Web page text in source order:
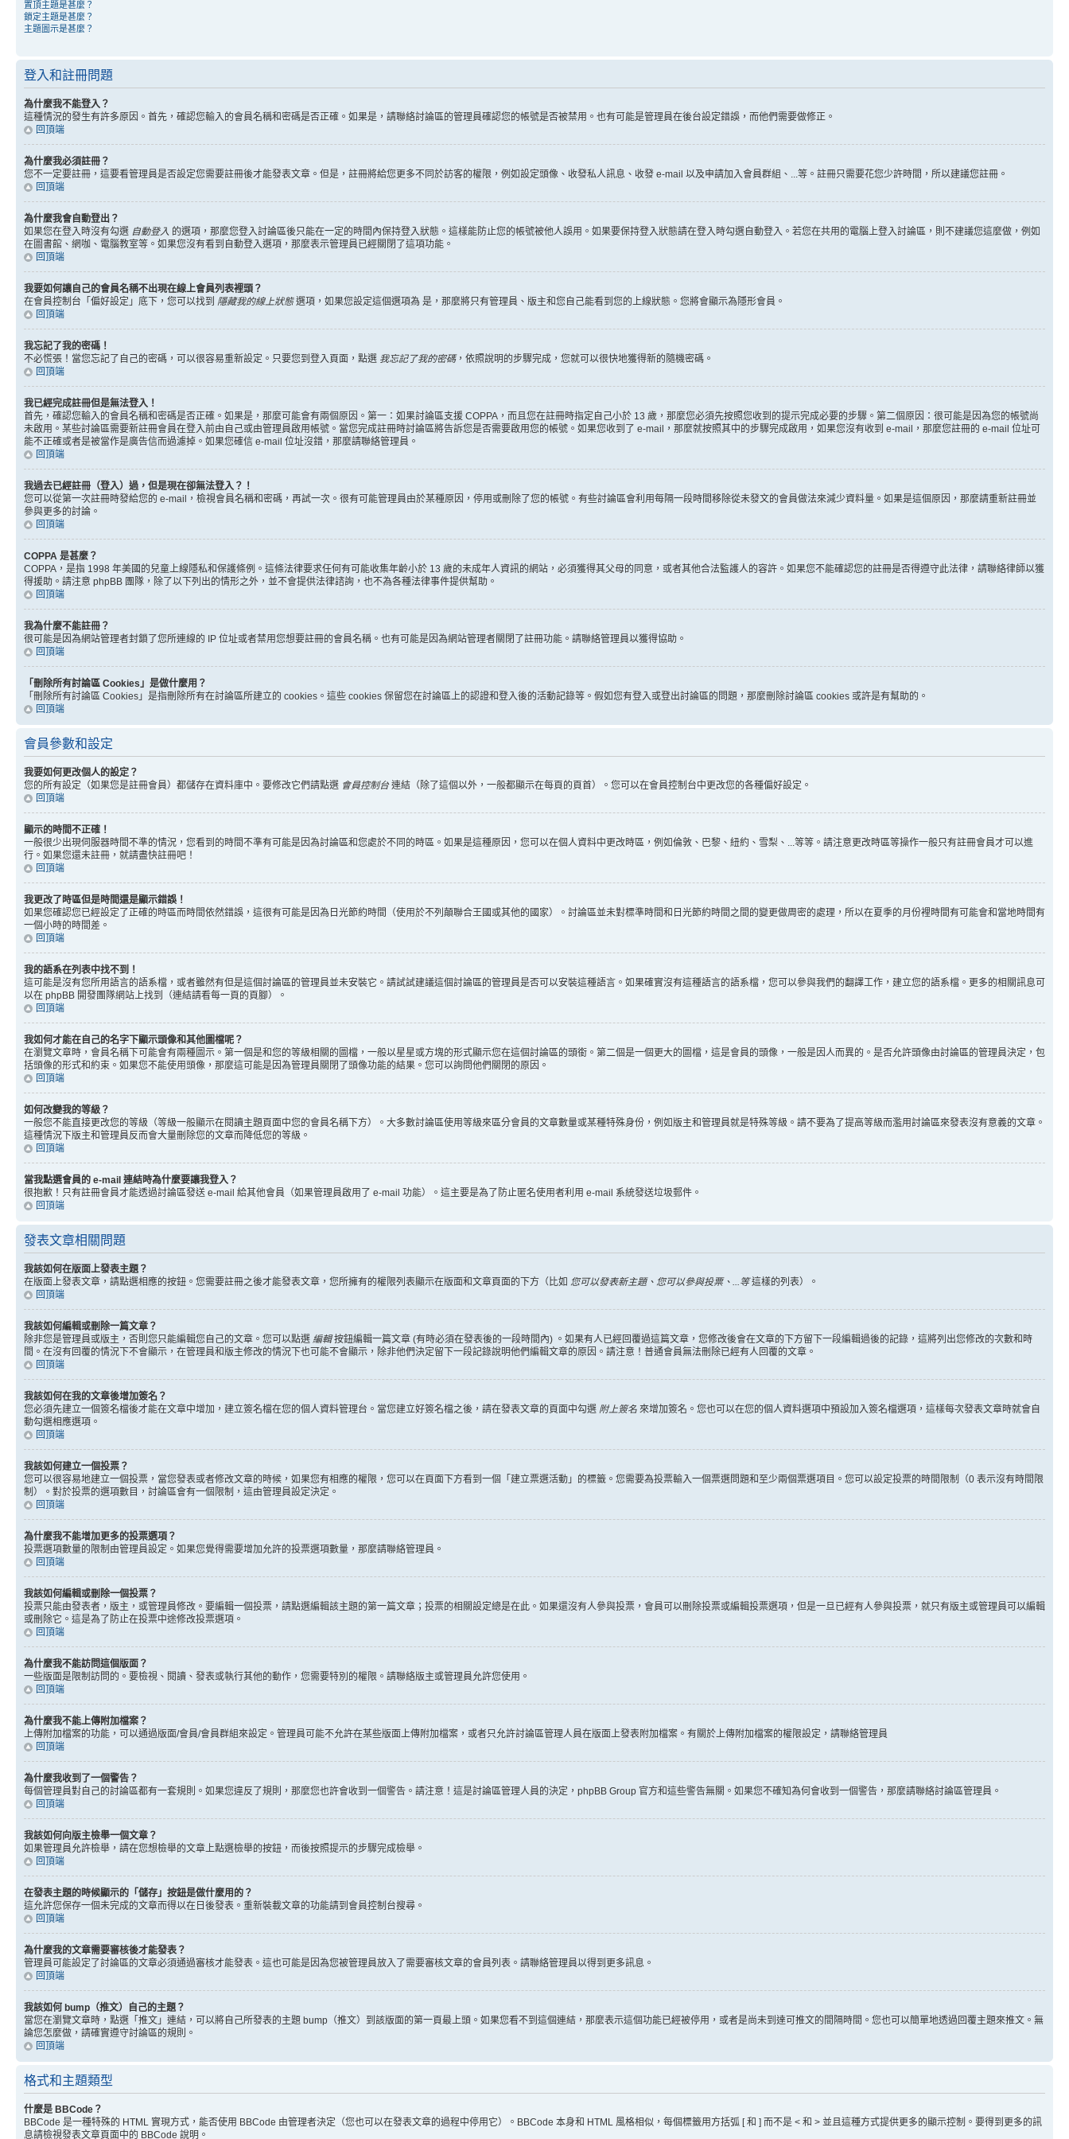
置頂主題是甚麼？
鎖定主題是甚麼？
主題圖示是甚麼？
登入和註冊問題
為什麼我不能登入？
這種情況的發生有許多原因。首先，確認您輸入的會員名稱和密碼是否正確。如果是，請聯絡討論區的管理員確認您的帳號是否被禁用。也有可能是管理員在後台設定錯誤，而他們需要做修正。
回頂端
為什麼我必須註冊？
您不一定要註冊，這要看管理員是否設定您需要註冊後才能發表文章。但是，註冊將給您更多不同於訪客的權限，例如設定頭像、收發私人訊息、收發 e-mail 以及申請加入會員群組、...等。註冊只需要花您少許時間，所以建議您註冊。
回頂端
為什麼我會自動登出？
如果您在登入時沒有勾選 自動登入 的選項，那麼您登入討論區後只能在一定的時間內保持登入狀態。這樣能防止您的帳號被他人誤用。如果要保持登入狀態請在登入時勾選自動登入。若您在共用的電腦上登入討論區，則不建議您這麼做，例如
在圖書館、網咖、電腦教室等。如果您沒有看到自動登入選項，那麼表示管理員已經關閉了這項功能。
回頂端
我要如何讓自己的會員名稱不出現在線上會員列表裡頭？
在會員控制台「偏好設定」底下，您可以找到 隱藏我的線上狀態選項，如果您設定這個選項為 是 ，那麼將只有管理員、版主和您自己能看到您的上線狀態。您將會顯示為隱形會員。
回頂端
我忘記了我的密碼！
不必慌張！當您忘記了自己的密碼，可以很容易重新設定。只要您到登入頁面，點選 我忘記了我的密碼，依照說明的步驟完成，您就可以很快地獲得新的隨機密碼。
回頂端
我已經完成註冊但是無法登入！
首先，確認您輸入的會員名稱和密碼是否正確。如果是，那麼可能會有兩個原因。第一：如果討論區支援 COPPA，而且您在註冊時指定自己小於 13 歲，那麼您必須先按照您收到的提示完成必要的步驟。第二個原因：很可能是因為您的帳號尚
未啟用。某些討論區需要新註冊會員在登入前由自己或由管理員啟用帳號。當您完成註冊時討論區將告訴您是否需要啟用您的帳號。如果您收到了 e-mail，那麼就按照其中的步驟完成啟用，如果您沒有收到 e-mail，那麼您註冊的 e-mail 位址可
能不正確或者是被當作是廣告信而過濾掉。如果您確信 e-mail 位址沒錯，那麼請聯絡管理員。
回頂端
我過去已經註冊（登入）過，但是現在卻無法登入？！
您可以從第一次註冊時發給您的 e-mail，檢視會員名稱和密碼，再試一次。很有可能管理員由於某種原因，停用或刪除了您的帳號。有些討論區會利用每隔一段時間移除從未發文的會員做法來減少資料量。如果是這個原因，那麼請重新註冊並
參與更多的討論。
回頂端
COPPA 是甚麼？
COPPA，是指 1998 年美國的兒童上線隱私和保護條例。這條法律要求任何有可能收集年齡小於 13 歲的未成年人資訊的網站，必須獲得其父母的同意，或者其他合法監護人的容許。如果您不能確認您的註冊是否得遵守此法律，請聯絡律師以獲
得援助。請注意 phpBB 團隊，除了以下列出的情形之外，並不會提供法律諮詢，也不為各種法律事件提供幫助。
回頂端
我為什麼不能註冊？
很可能是因為網站管理者封鎖了您所連線的 IP 位址或者禁用您想要註冊的會員名稱。也有可能是因為網站管理者關閉了註冊功能。請聯絡管理員以獲得協助。
回頂端
「刪除所有討論區 Cookies」是做什麼用？
「刪除所有討論區 Cookies」是指刪除所有在討論區所建立的 cookies。這些 cookies 保留您在討論區上的認證和登入後的活動記錄等。假如您有登入或登出討論區的問題，那麼刪除討論區 cookies 或許是有幫助的。
回頂端
會員參數和設定
我要如何更改個人的設定？
您的所有設定（如果您是註冊會員）都儲存在資料庫中。要修改它們請點選 會員控制台連結（除了這個以外，一般都顯示在每頁的頁首）。您可以在會員控制台中更改您的各種偏好設定。
回頂端
顯示的時間不正確！
一般很少出現伺服器時間不準的情況，您看到的時間不準有可能是因為討論區和您處於不同的時區。如果是這種原因，您可以在個人資料中更改時區，例如倫敦、巴黎、紐約、雪梨、...等等。請注意更改時區等操作一般只有註冊會員才可以進
行。如果您還未註冊，就請盡快註冊吧！
回頂端
我更改了時區但是時間還是顯示錯誤！
如果您確認您已經設定了正確的時區而時間依然錯誤，這很有可能是因為日光節約時間（使用於不列顛聯合王國或其他的國家）。討論區並未對標準時間和日光節約時間之間的變更做周密的處理，所以在夏季的月份裡時間有可能會和當地時間有
一個小時的時間差。
回頂端
我的語系在列表中找不到！
這可能是沒有您所用語言的語系檔，或者雖然有但是這個討論區的管理員並未安裝它。請試試建議這個討論區的管理員是否可以安裝這種語言。如果確實沒有這種語言的語系檔，您可以參與我們的翻譯工作，建立您的語系檔。更多的相關訊息可
以在 phpBB 開發團隊網站上找到（連結請看每一頁的頁腳）。
回頂端
我如何才能在自己的名字下顯示頭像和其他圖檔呢？
在瀏覽文章時，會員名稱下可能會有兩種圖示。第一個是和您的等級相關的圖檔，一般以星星或方塊的形式顯示您在這個討論區的頭銜。第二個是一個更大的圖檔，這是會員的頭像，一般是因人而異的。是否允許頭像由討論區的管理員決定，包
括頭像的形式和約束。如果您不能使用頭像，那麼這可能是因為管理員關閉了頭像功能的結果。您可以詢問他們關閉的原因。
回頂端
如何改變我的等級？
一般您不能直接更改您的等級（等級一般顯示在閱讀主題頁面中您的會員名稱下方）。大多數討論區使用等級來區分會員的文章數量或某種特殊身份，例如版主和管理員就是特殊等級。請不要為了提高等級而濫用討論區來發表沒有意義的文章。
這種情況下版主和管理員反而會大量刪除您的文章而降低您的等級。
回頂端
當我點選會員的 e-mail 連結時為什麼要讓我登入？
很抱歉！只有註冊會員才能透過討論區發送 e-mail 給其他會員（如果管理員啟用了 e-mail 功能）。這主要是為了防止匿名使用者利用 e-mail 系統發送垃圾郵件。
回頂端
發表文章相關問題
我該如何在版面上發表主題？
在版面上發表文章，請點選相應的按鈕。您需要註冊之後才能發表文章，您所擁有的權限列表顯示在版面和文章頁面的下方（比如 您可以發表新主題、您可以參與投票、...等這樣的列表）。
回頂端
我該如何編輯或刪除一篇文章？
除非您是管理員或版主，否則您只能編輯您自己的文章。您可以點選 編輯按鈕編輯一篇文章 (有時必須在發表後的一段時間內) 。如果有人已經回覆過這篇文章，您修改後會在文章的下方留下一段編輯過後的記錄，這將列出您修改的次數和時
間。在沒有回覆的情況下不會顯示，在管理員和版主修改的情況下也可能不會顯示，除非他們決定留下一段記錄說明他們編輯文章的原因。請注意！普通會員無法刪除已經有人回覆的文章。
回頂端
我該如何在我的文章後增加簽名？
您必須先建立一個簽名檔後才能在文章中增加，建立簽名檔在您的個人資料管理台。當您建立好簽名檔之後，請在發表文章的頁面中勾選 附上簽名 來增加簽名。您也可以在您的個人資料選項中預設加入簽名檔選項，這樣每次發表文章時就會自
動勾選相應選項。
回頂端
我該如何建立一個投票？
您可以很容易地建立一個投票，當您發表或者修改文章的時候，如果您有相應的權限，您可以在頁面下方看到一個「建立票選活動」的標籤。您需要為投票輸入一個票選問題和至少兩個票選項目。您可以設定投票的時間限制（0 表示沒有時間限
制）。對於投票的選項數目，討論區會有一個限制，這由管理員設定決定。
回頂端
為什麼我不能增加更多的投票選項？
投票選項數量的限制由管理員設定。如果您覺得需要增加允許的投票選項數量，那麼請聯絡管理員。
回頂端
我該如何編輯或刪除一個投票？
投票只能由發表者，版主，或管理員修改。要編輯一個投票，請點選編輯該主題的第一篇文章；投票的相關設定總是在此。如果還沒有人參與投票，會員可以刪除投票或編輯投票選項，但是一旦已經有人參與投票，就只有版主或管理員可以編輯
或刪除它。這是為了防止在投票中途修改投票選項。
回頂端
為什麼我不能訪問這個版面？
一些版面是限制訪問的。要檢視、閱讀、發表或執行其他的動作，您需要特別的權限。請聯絡版主或管理員允許您使用。
回頂端
為什麼我不能上傳附加檔案？
上傳附加檔案的功能，可以通過版面/會員/會員群組來設定。管理員可能不允許在某些版面上傳附加檔案，或者只允許討論區管理人員在版面上發表附加檔案。有關於上傳附加檔案的權限設定，請聯絡管理員
回頂端
為什麼我收到了一個警告？
每個管理員對自己的討論區都有一套規則。如果您違反了規則，那麼您也許會收到一個警告。請注意！這是討論區管理人員的決定，phpBB Group 官方和這些警告無關。如果您不確知為何會收到一個警告，那麼請聯絡討論區管理員。
回頂端
我該如何向版主檢舉一個文章？
如果管理員允許檢舉，請在您想檢舉的文章上點選檢舉的按鈕，而後按照提示的步驟完成檢舉。
回頂端
在發表主題的時候顯示的「儲存」按鈕是做什麼用的？
這允許您保存一個未完成的文章而得以在日後發表。重新裝載文章的功能請到會員控制台搜尋。
回頂端
為什麼我的文章需要審核後才能發表？
管理員可能設定了討論區的文章必須通過審核才能發表。這也可能是因為您被管理員放入了需要審核文章的會員列表。請聯絡管理員以得到更多訊息。
回頂端
我該如何 bump（推文）自己的主題？
當您在瀏覽文章時，點選「推文」連結，可以將自己所發表的主題 bump（推文）到該版面的第一頁最上頭。如果您看不到這個連結，那麼表示這個功能已經被停用，或者是尚未到達可推文的間隔時間。您也可以簡單地透過回覆主題來推文。無
論您怎麼做，請確實遵守討論區的規則。
回頂端
格式和主題類型
什麼是 BBCode？
BBCode 是一種特殊的 HTML 實現方式，能否使用 BBCode 由管理者決定（您也可以在發表文章的過程中停用它）。BBCode 本身和 HTML 風格相似，每個標籤用方括弧 [ 和 ] 而不是 < 和 > 並且這種方式提供更多的顯示控制。要得到更多的訊
息請檢視發表文章頁面中的 BBCode 說明。